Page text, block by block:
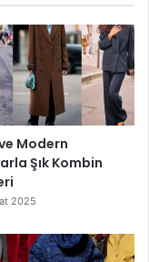
Modern
Şık Kombin
2025